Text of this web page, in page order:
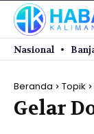
Nasional
Beranda Topik
Gelar